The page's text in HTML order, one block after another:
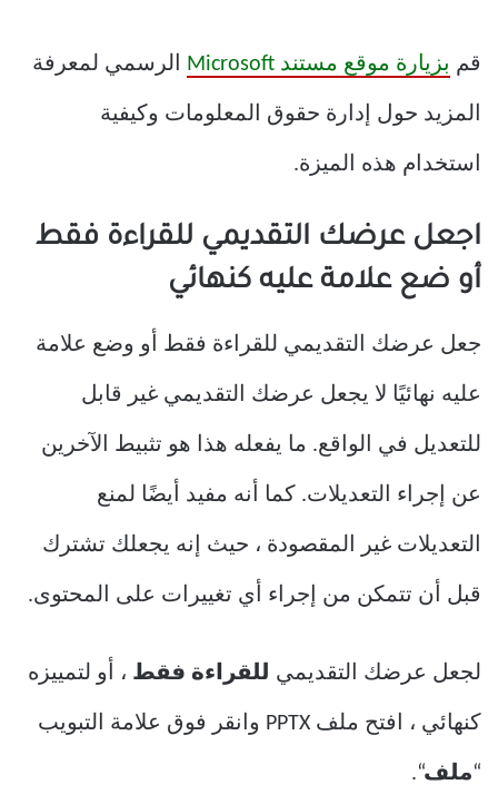
قم بزيارة موقع مستند Microsoft الرسمي لمعرفة
المزيد حول إدارة حقوق المعلومات وكيفية
استخدام هذه الميزة.
اجعل عرضك التقديمي للقراءة فقط
أو ضع علامة عليه كنهائي
جعل عرضك التقديمي للقراءة فقط أو وضع علامة
عليه نهائيًا لا يجعل عرضك التقديمي غير قابل
للتعديل في الواقع. ما يفعله هذا هو تثبيط الآخرين
عن إجراء التعديلات. كما أنه مفيد أيضًا لمنع
التعديلات غير المقصودة ، حيث إنه يجعلك تشترك
قبل أن تتمكن من إجراء أي تغييرات على المحتوى.
لجعل عرضك التقديمي للقراءة فقط ، أو لتمييزه
كنهائي ، افتح ملف PPTX وانقر فوق علامة التبويب
“ملف“.